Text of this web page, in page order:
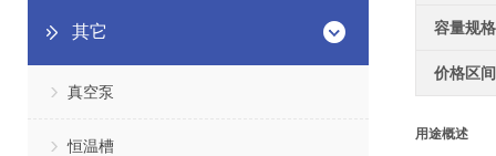
其它
真空泵
恒温槽
容量规格
价格区间
用途概述